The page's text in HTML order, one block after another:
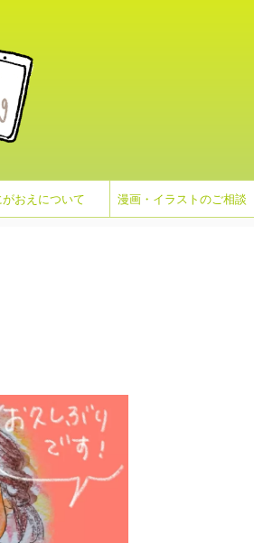
がおえについて 漫画・イラストのご相談